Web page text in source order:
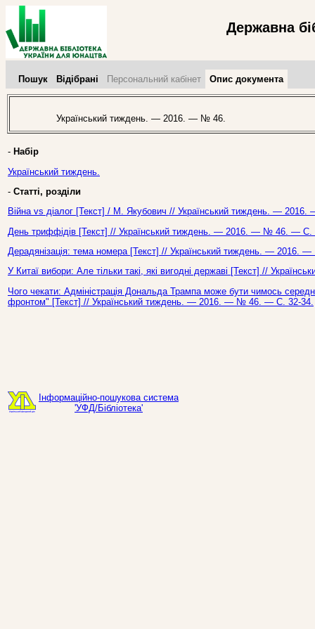
Державна
Пошук Відібрані Персональний кабінет Опис документа
Український тиждень. — 2016. — № 46.
- Набір
Український тиждень.
- Статті, розділи
Війна vs діалог [Текст] / М. Якубович // Український тиждень. —
День триффідів [Текст] // Український тиждень. — 2016. — № 46. — С.
Дерадянізація: тема номера [Текст] // Український тиждень. —
У Китаї вибори: Але тільки такі, які вигодні державі [Текст] //
Чого чекати: Адміністрація Дональда Трампа може бути чимось
фронтом" [Текст] // Український тиждень. — 2016. — № 46. — С. 32-34.
Інформаційно-пошукова система
'УФД/Бібліотека'